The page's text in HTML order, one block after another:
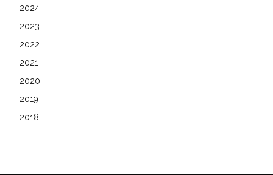
2024
2023
2022
2021
2020
2019
2018